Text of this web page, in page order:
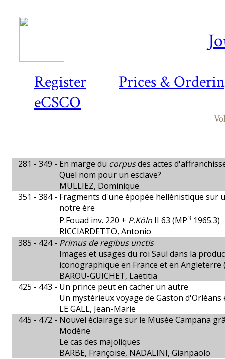
Register
Prices &
eCSCO
281 - 349 - En marge du corpusdes actes
Quel nom pour un esclave?
MULLIEZ, Dominique
351 - 384 - Fragments d'une épopée hellénistique sur
notre ère
P.Fouad inv. 220 + P.Köln II 63 (MP3 1965.3)
RICCIARDETTO, Antonio
385 - 424 - Primus de regibus unctis
Images et usages du roi Saül dans la
iconographique en France et en Angleterre
BAROU-GUICHET, Laetitia
425 - 443 - Un prince peut en cacher un autre
Un mystérieux voyage de Gaston d'Orléans
LE GALL, Jean-Marie
445 - 472 - Nouvel éclairage sur le Musée Campana
Modène
Le cas des majoliques
BARBE, Françoise, NADALINI, Gianpaolo